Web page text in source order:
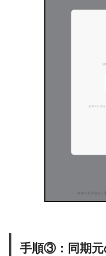
手順③：同期元